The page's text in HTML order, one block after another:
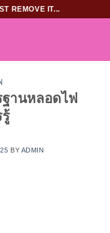
REMOVE IT...
ฐานหลอดไฟ
BY ADMIN